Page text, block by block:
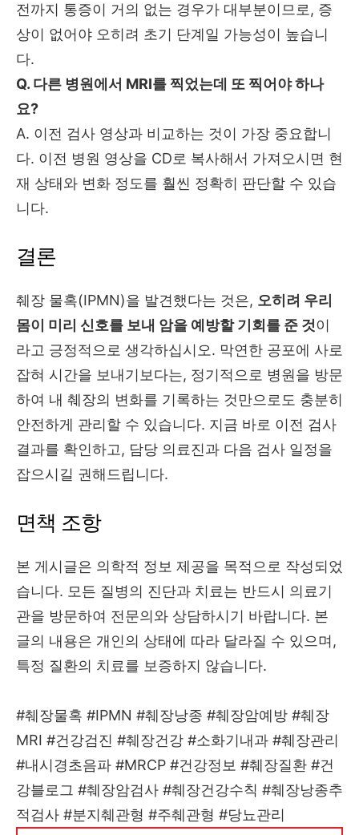
전까지 통증이 거의 없는 경우가 대부분이므로, 증
상이 없어야 오히려 초기 단계일 가능성이 높습니
다.
Q. 다른 병원에서 MRI를 찍었는데 또 찍어야 하나
요?
A. 이전 검사 영상과 비교하는 것이 가장 중요합니
다. 이전 병원 영상을 CD로 복사해서 가져오시면 현
재 상태와 변화 정도를 훨씬 정확히 판단할 수 있습
니다.
결론
췌장 물혹(IPMN)을 발견했다는 것은, 오히려 우리
몸이 미리 신호를 보내 암을 예방할 기회를 준 것이
라고 긍정적으로 생각하십시오. 막연한 공포에 사로
잡혀 시간을 보내기보다는, 정기적으로 병원을 방문
하여 내 췌장의 변화를 기록하는 것만으로도 충분히
안전하게 관리할 수 있습니다. 지금 바로 이전 검사
결과를 확인하고, 담당 의료진과 다음 검사 일정을
잡으시길 권해드립니다.
면책 조항
본 게시글은 의학적 정보 제공을 목적으로 작성되었
습니다. 모든 질병의 진단과 치료는 반드시 의료기
관을 방문하여 전문의와 상담하시기 바랍니다. 본
글의 내용은 개인의 상태에 따라 달라질 수 있으며,
특정 질환의 치료를 보증하지 않습니다.
#췌장물혹 #IPMN #췌장낭종 #췌장암예방 #췌장
MRI #건강검진 #췌장건강 #소화기내과 #췌장관리
#내시경초음파 #MRCP #건강정보 #췌장질환 #건
강블로그 #췌장암검사 #췌장건강수칙 #췌장낭종추
적검사 #분지췌관형 #주췌관형 #당뇨관리